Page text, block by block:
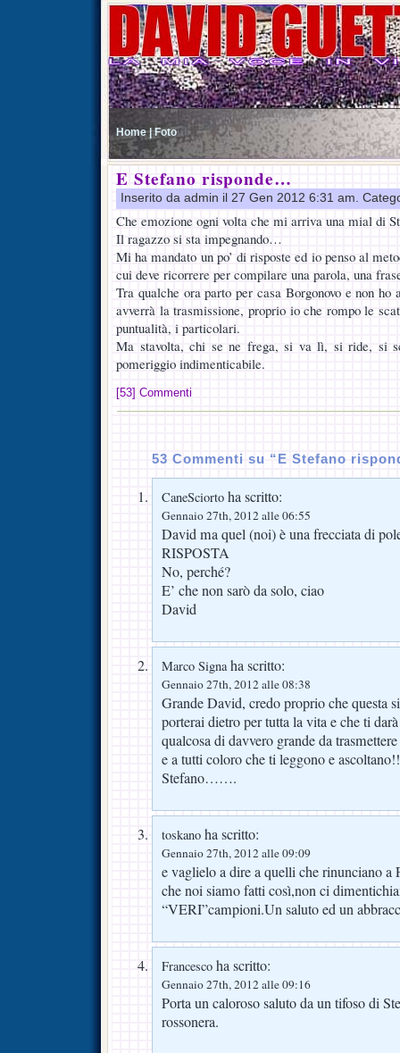
Home | Foto
E Stefano risponde…
Inserito da admin il 27 Gen 2012 6:31 am.
Che emozione ogni volta che mi arriva una mial di
Il ragazzo si sta impegnando…
Mi ha mandato un po’ di risposte ed io penso al
cui deve ricorrere per compilare una parola, una
Tra qualche ora parto per casa Borgonovo e non
avverrà la trasmissione, proprio io che rompo le
puntualità, i particolari.
Ma stavolta, chi se ne frega, si va lì, si ride, si
pomeriggio indimenticabile.
[53] Commenti
53 Commenti su “E Stefano
CaneSciorto ha scritto:
Gennaio 27th, 2012 alle 06:55
David ma quel (noi) è una frecciata di
RISPOSTA
No, perché?
E’ che non sarò da solo, ciao
David
Marco Signaha scritto:
Gennaio 27th, 2012 alle 08:38
Grande David, credo proprio che questa
porterai dietro per tutta la vita e che ti
qualcosa di davvero grande da
e a tutti coloro che ti leggono e
Stefano…….
toskano ha scritto:
Gennaio 27th, 2012 alle 09:09
e vaglielo a dire a quelli che rinunciano a
che noi siamo fatti così,non ci
“VERI”campioni.Un saluto ed un
Francesco ha scritto:
Gennaio 27th, 2012 alle 09:16
Porta un caloroso saluto da un tifoso di
rossonera.